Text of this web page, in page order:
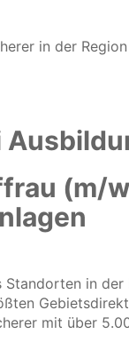
in der
(m/
in der
mit über